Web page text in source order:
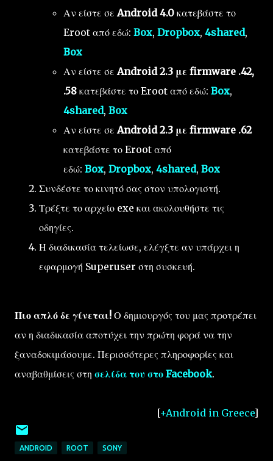
Αν είστε σε Android 4.0 κατεβάστε το
Eroot από εδώ: Box, Dropbox, 4shared,
Box
Αν είστε σεAndroid 2.3 με firmware .42,
.58 κατεβάστε το Eroot από εδώ: Box,
4shared, Box
Αν είστε σεAndroid 2.3 με firmware .62
κατεβάστε το Eroot από
εδώ: Box, Dropbox, 4shared, Box
Συνδέστε το κινητό σας στον υπολογιστή.
Τρέξτε το αρχείο exe και ακολουθήστε τις
οδηγίες.
Η διαδικασία τελείωσε, ελέγξτε αν υπάρχει η
εφαρμογή Superuser στη συσκευή.
Πιο απλό δε γίνεται! Ο δημιουργός του μας προτρέπει
αν η διαδικασία αποτύχει την πρώτη φορά να την
ξαναδοκιμάσουμε. Περισσότερες πληροφορίες και
αναβαθμίσεις στη σελίδα του στο Facebook.
[+Android in Greece]
ANDROID ROOT SONY